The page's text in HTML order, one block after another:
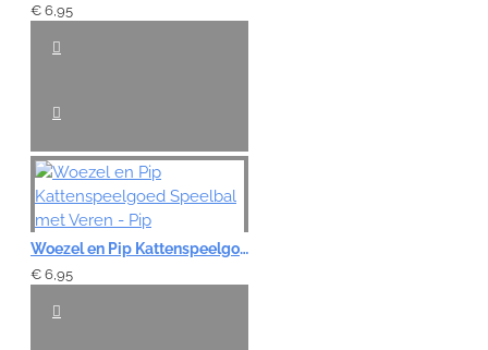
€ 6,95
Woezel en Pip Kattenspeelgoed Speelbal met Veren - Pip
€ 6,95